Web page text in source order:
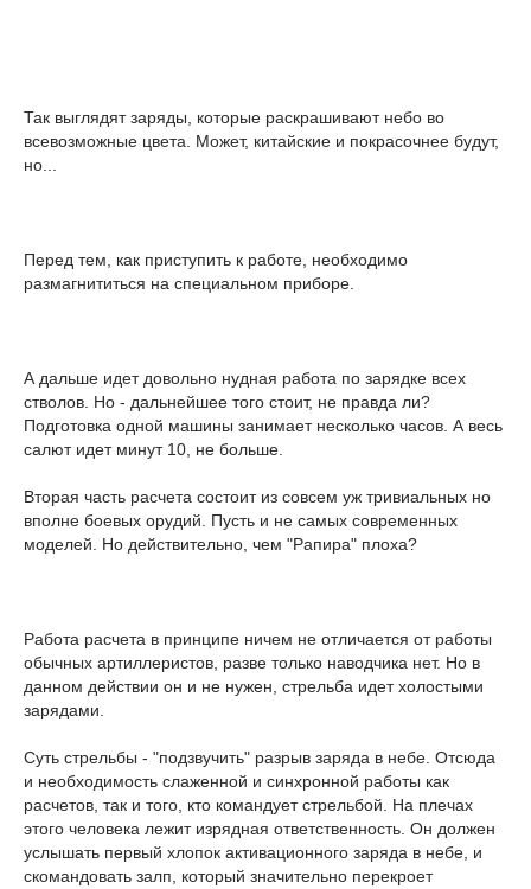
Так выглядят заряды, которые раскрашивают небо во
всевозможные цвета. Может, китайские и покрасочнее будут,
но...
Перед тем, как приступить к работе, необходимо
размагнититься на специальном приборе.
А дальше идет довольно нудная работа по зарядке всех
стволов. Но - дальнейшее того стоит, не правда ли?
Подготовка одной машины занимает несколько часов. А весь
салют идет минут 10, не больше.
Вторая часть расчета состоит из совсем уж тривиальных но
вполне боевых орудий. Пусть и не самых современных
моделей. Но действительно, чем "Рапира" плоха?
Работа расчета в принципе ничем не отличается от работы
обычных артиллеристов, разве только наводчика нет. Но в
данном действии он и не нужен, стрельба идет холостыми
зарядами.
Суть стрельбы - "подзвучить" разрыв заряда в небе. Отсюда
и необходимость слаженной и синхронной работы как
расчетов, так и того, кто командует стрельбой. На плечах
этого человека лежит изрядная ответственность. Он должен
услышать первый хлопок активационного заряда в небе, и
скомандовать залп, который значительно перекроет